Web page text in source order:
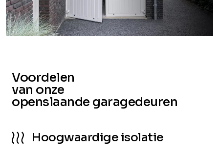
Voordelen
van onze
openslaande garagedeuren
Hoogwaardige isolatie